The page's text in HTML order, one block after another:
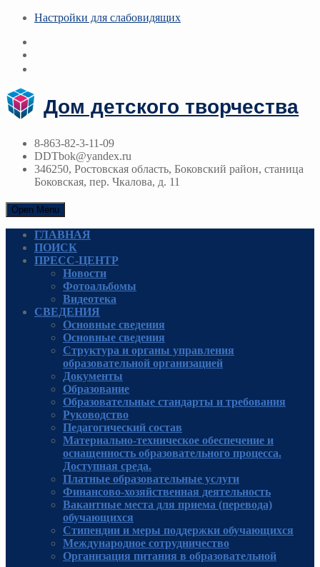
Настройки для cлабовидящих
Дом детского творчества
8-863-82-3-11-09
DDTbok@yandex.ru
346250, Ростовская область, Боковский район, станица
Боковская, пер. Чкалова, д. 11
Open Menu
ГЛАВНАЯ
ПОИСК
ПРЕСС-ЦЕНТР
Новости
Фотоальбомы
Видеотека
СВЕДЕНИЯ
Основные сведения
Основные сведения
Структура и органы управления
образовательной организацией
Документы
Образование
Образовательные стандарты и требования
Руководcтво
Педагогический состав
Материально-техническое обеспечение и
оснащенность образовательного процесса.
Доступная среда.
Платные образовательные услуги
Финансово-хозяйственная деятельность
Вакантные места для приема (перевода)
обучающихся
Стипендии и меры поддержки обучающихся
Международное сотрудничество
Организация питания в образовательной